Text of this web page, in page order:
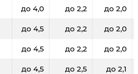
до 4,0 до 2,2 до 2,0
до 4,5 до 2,2 до 2,0
до 4,5 до 2,2 до 2,0
до 4,5 до 2,5 до 2,1